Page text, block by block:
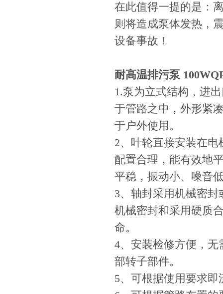
在此值得一提的是：
则将造成泵体发热，
设备事故！
耐高温排污泵
1.泵为立式结构，进
于管路之中，外形紧
于户外使用。
2、叶轮直接安装在
配置合理，能有效地
平稳，振动小、噪音
3、轴封采用机械密
机械密封和采用硬质
命。
4、安装检修方便，
部转子部件。
5、可根据使用要求